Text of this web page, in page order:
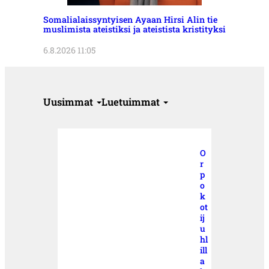
Somalialaissyntyisen Ayaan Hirsi Alin tie
muslimista ateistiksi ja ateistista kristityksi
6.8.2026 11:05
Uusimmat Luetuimmat
O
r
p
o
k
ot
ij
u
hl
ill
a